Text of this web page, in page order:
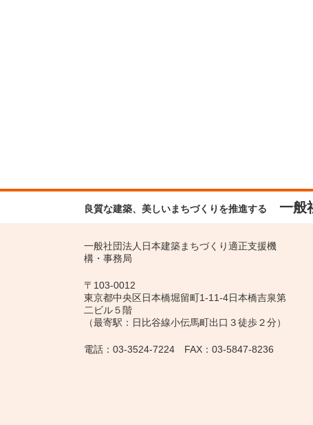
良質な建築、美しいまちづくりを推進する 一般
一般社団法人日本建築まちづくり適正支援機
構・事務局
〒103-0012
東京都中央区日本橋堀留町1-11-4日本橋吉泉第
二ビル５階
（最寄駅：日比谷線小伝馬町出口３徒歩２分）
電話：03-3524-7224 FAX：03-5847-8236